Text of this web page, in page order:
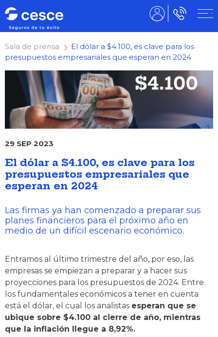
Sala de prensa
El dólar a $4.100, es clave para los
presupuestos empresariales que esperan en 2024
29 SEP 2023
El dólar a $4.100, es clave para los
presupuestos empresariales que
esperan en 2024
Las firmas ya han comenzado a preparar sus
planes financieros para el próximo año en
medio de un difícil escenario económico.
Entramos al último trimestre del año, por eso, las
empresas se empiezan a preparar y a hacer sus
proyecciones para los presupuestos de 2024. Entre
los fundamentales económicos a tener en cuenta
está el dólar, el cual los analistas esperan que se
ubique sobre $4.100 al cierre de año, mientras
que la inflación llegue a 8,92%.